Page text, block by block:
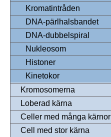
Kromatintråden
DNA-pärlhalsbandet
DNA-dubbelspiral
Nukleosom
Histoner
Kinetokor
Kromosomerna
Loberad kärna
Celler med många kärnor
Cell med stor kärna